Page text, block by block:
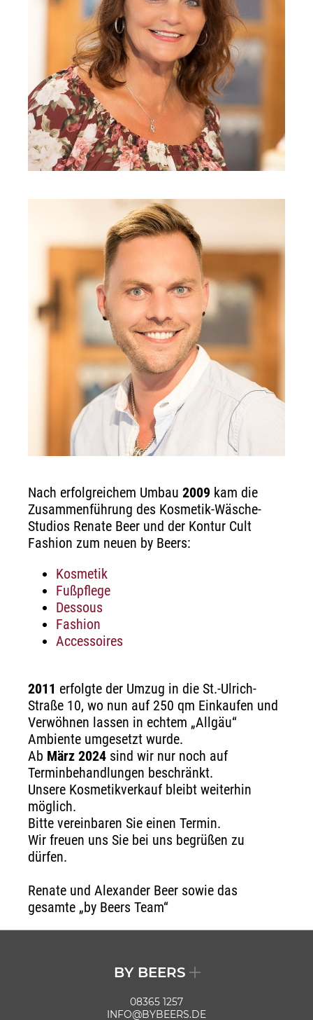
Nach erfolgreichem Umbau 2009 kam die
Zusammenführung des Kosmetik-Wäsche-
Studios Renate Beer und der Kontur Cult
Fashion zum neuen by Beers:
Kosmetik
Fußpflege
Dessous
Fashion
Accessoires
2011 erfolgte der Umzug in die St.-Ulrich-
Straße 10, wo nun auf 250 qm Einkaufen und
Verwöhnen lassen in echtem „Allgäu“
Ambiente umgesetzt wurde.
Ab März 2024 sind wir nur noch auf
Terminbehandlungen beschränkt.
Unsere Kosmetikverkauf bleibt weiterhin
möglich.
Bitte vereinbaren Sie einen Termin.
Wir freuen uns Sie bei uns begrüßen zu
dürfen.
Renate und Alexander Beer sowie das
gesamte „by Beers Team“
BY BEERS
08365 1257
INFO@BYBEERS.DE